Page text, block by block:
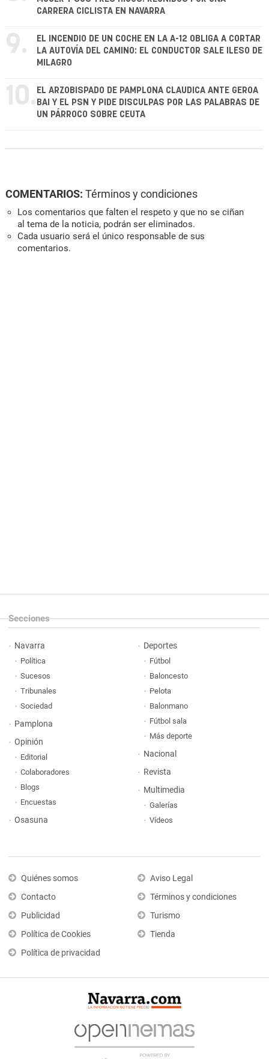
CARRERA CICLISTA EN NAVARRA
9.
EL INCENDIO DE UN COCHE EN LA A-12 OBLIGA A CORTAR
LA AUTOVÍA DEL CAMINO: EL CONDUCTOR SALE ILESO DE
MILAGRO
10. EL ARZOBISPADO DE PAMPLONA CLAUDICA ANTE GEROA
BAI Y EL PSN Y PIDE DISCULPAS POR LAS PALABRAS DE
UN PÁRROCO SOBRE CEUTA
COMENTARIOS: Términos y condiciones
Los comentarios que falten el respeto y que no se ciñan
al tema de la noticia, podrán ser eliminados.
Cada usuario será el único responsable de sus
comentarios.
Secciones
Navarra
Política
Sucesos
Tribunales
Sociedad
Pamplona
Opinión
Editorial
Colaboradores
Blogs
Encuestas
Osasuna
Deportes
Fútbol
Baloncesto
Pelota
Balonmano
Fútbol sala
Más deporte
Nacional
Revista
Multimedia
Galerías
Vídeos
Quiénes somos
Contacto
Publicidad
Política de Cookies
Política de privacidad
Aviso Legal
Términos y condiciones
Turismo
Tienda